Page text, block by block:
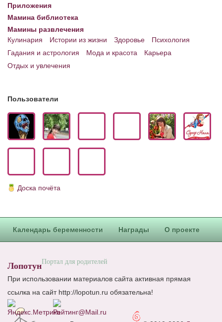
Полезные ссылки
Опросы
НОВОСТИ ЛОПОТУНА
Сотрудничество. Авторам
Приложения
Мамина библиотека
Мамины развлечения
Кулинария
Истории из жизни Здоровье
Психология
Гадания и астрология
Мода и красота
Карьера
Отдых и увлечения
Пользователи
Доска почёта
Календарь беременности Награды О проекте
ЛопотунПортал для родителей
При использовании материалов сайта активная прямая
ссылка на сайт http://lopotun.ru обязательна!